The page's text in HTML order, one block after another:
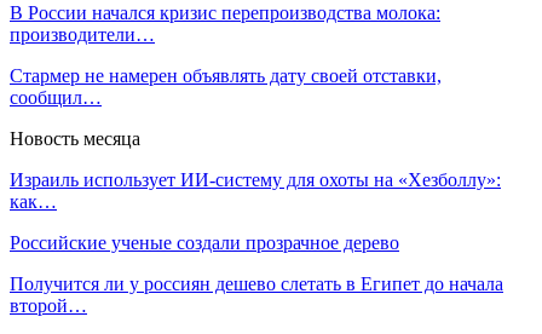
В России начался кризис перепроизводства молока:
производители…
Стармер не намерен объявлять дату своей отставки,
сообщил…
Новость месяца
Израиль использует ИИ-систему для охоты на «Хезболлу»:
как…
Российские ученые создали прозрачное дерево
Получится ли у россиян дешево слетать в Египет до начала
второй…